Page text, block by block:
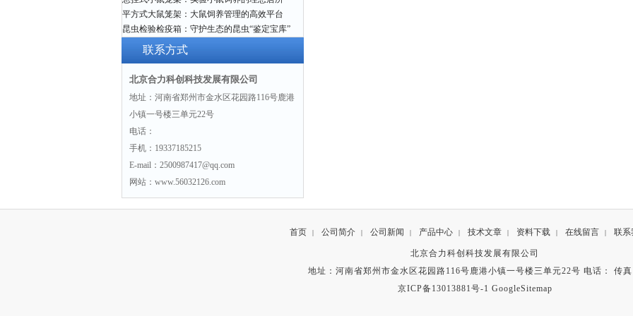
平方式大鼠笼架：大鼠饲养管理的高效平台
昆虫检验检疫箱：守护生态的昆虫“鉴定宝库”
联系方式
北京合力科创科技发展有限公司
地址：河南省郑州市金水区花园路116号鹿港
小镇一号楼三单元22号
电话：
手机：19337185215
E-mail：2500987417@qq.com
网站：www.56032126.com
首页 | 公司简介 | 公司新闻 | 产品中心 | 技术文章 | 资料下载 | 在线留言 | 联系
北京合力科创科技发展有限公司
地址：河南省郑州市金水区花园路116号鹿港小镇一号楼三单元22号 电话： 传真
京ICP备13013881号-1 GoogleSitemap